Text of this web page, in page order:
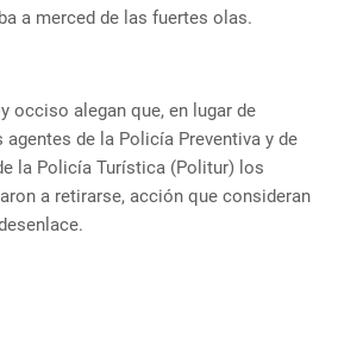
a merced de las fuertes olas.
occiso alegan que, en lugar de
agentes de la Policía Preventiva y de
la Policía Turística (Politur) los
a retirarse, acción que consideran